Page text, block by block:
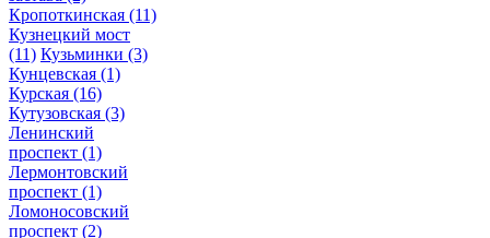
Кропоткинская (11)
Кузнецкий мост
(11) Кузьминки (3)
Кунцевская (1)
Курская (16)
Кутузовская (3)
Ленинский
проспект (1)
Лермонтовский
проспект (1)
Ломоносовский
проспект (2)